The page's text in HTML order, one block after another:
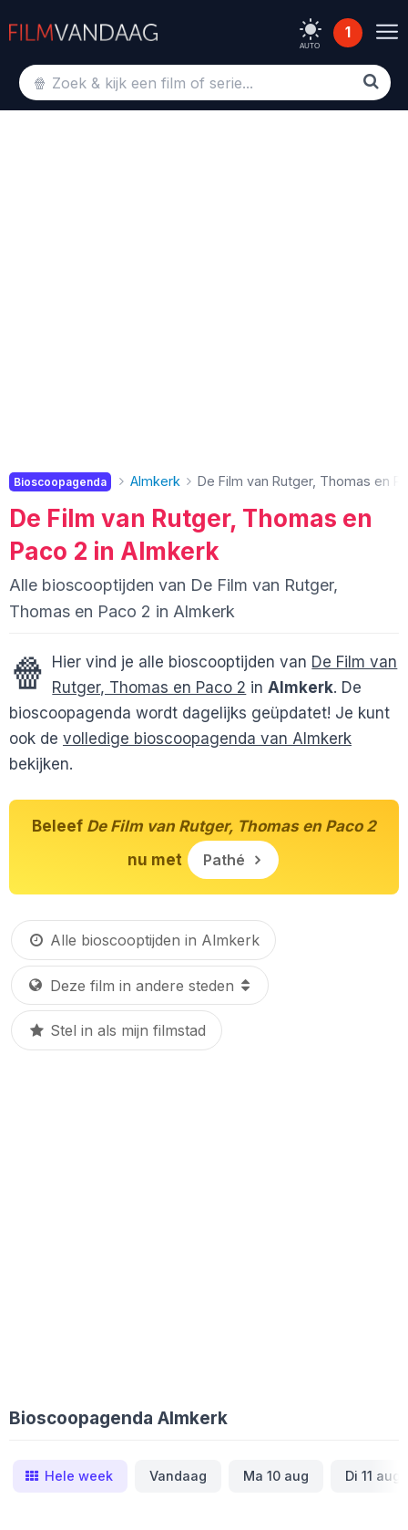
AUTO
1
Bioscoopagenda Almkerk De Film van Rutger, Thomas en
De Film van Rutger, Thomas en
Paco 2 in Almkerk
Alle bioscooptijden van De Film van Rutger,
Thomas en Paco 2 in Almkerk
🍿 Hier vind je alle bioscooptijden van De Film van
Rutger, Thomas en Paco 2 inAlmkerk. De
bioscoopagenda wordt dagelijks geüpdatet! Je kunt
ook de volledige bioscoopagenda van Almkerk
bekijken.
Beleef De Film van Rutger, Thomas en Paco 2
nu met
Pathé
Alle bioscooptijden in Almkerk
Stel in als mijn filmstad
Bioscoopagenda Almkerk
Hele week Vandaag Ma 10 aug Di 11 aug